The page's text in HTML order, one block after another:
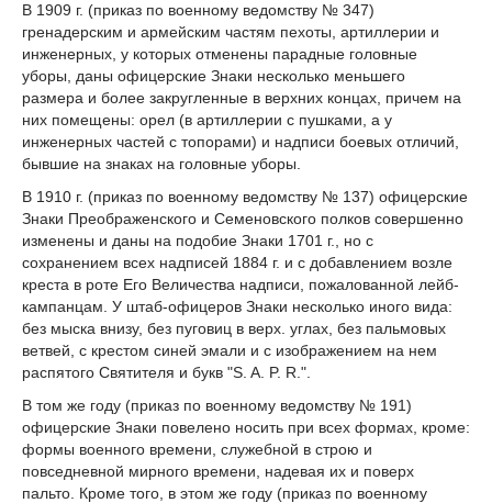
В 1909 г. (приказ по военному ведомству № 347)
гренадерским и армейским частям пехоты, артиллерии и
инженерных, у которых отменены парадные головные
уборы, даны офицерские Знаки несколько меньшего
размера и более закругленные в верхних концах, причем на
них помещены: орел (в артиллерии с пушками, а у
инженерных частей с топорами) и надписи боевых отличий,
бывшие на знаках на головные уборы.
В 1910 г. (приказ по военному ведомству № 137) офицерские
Знаки Преображенского и Семеновского полков совершенно
изменены и даны на подобие Знаки 1701 г., но с
сохранением всех надписей 1884 г. и с добавлением возле
креста в роте Его Величества надписи, пожалованной лейб-
кампанцам. У штаб-офицеров Знаки несколько иного вида:
без мыска внизу, без пуговиц в верх. углах, без пальмовых
ветвей, с крестом синей эмали и с изображением на нем
распятого Святителя и букв "S. A. P. R.".
В том же году (приказ по военному ведомству № 191)
офицерские Знаки повелено носить при всех формах, кроме:
формы военного времени, служебной в строю и
повседневной мирного времени, надевая их и поверх
пальто. Кроме того, в этом же году (приказ по военному